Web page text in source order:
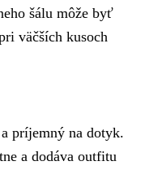
šálu môže byť
väčších kusoch
príjemný na dotyk.
a dodáva outfitu